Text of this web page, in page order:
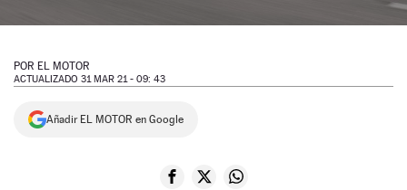
POR EL MOTOR
ACTUALIZADO 31 MAR 21 - 09: 43
Añadir EL MOTOR en Google